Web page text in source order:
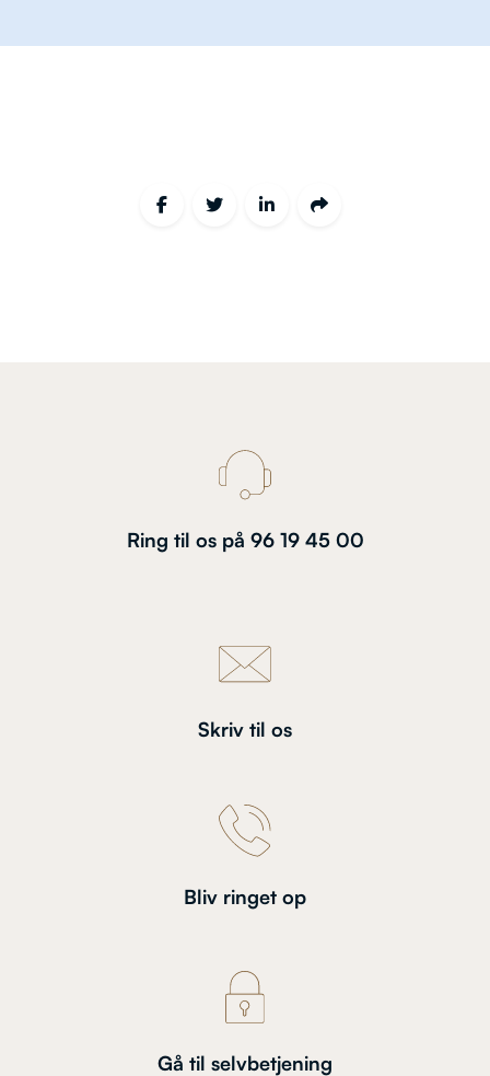
Ring til os på 96 19 45 00
Skriv til os
Bliv ringet op
Gå til selvbetjening